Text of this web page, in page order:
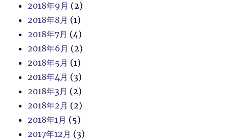
2018年9月 (2)
2018年8月 (1)
2018年7月 (4)
2018年6月 (2)
2018年5月 (1)
2018年4月 (3)
2018年3月 (2)
2018年2月 (2)
2018年1月 (5)
2017年12月 (3)